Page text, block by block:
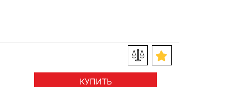
КУПИТЬ